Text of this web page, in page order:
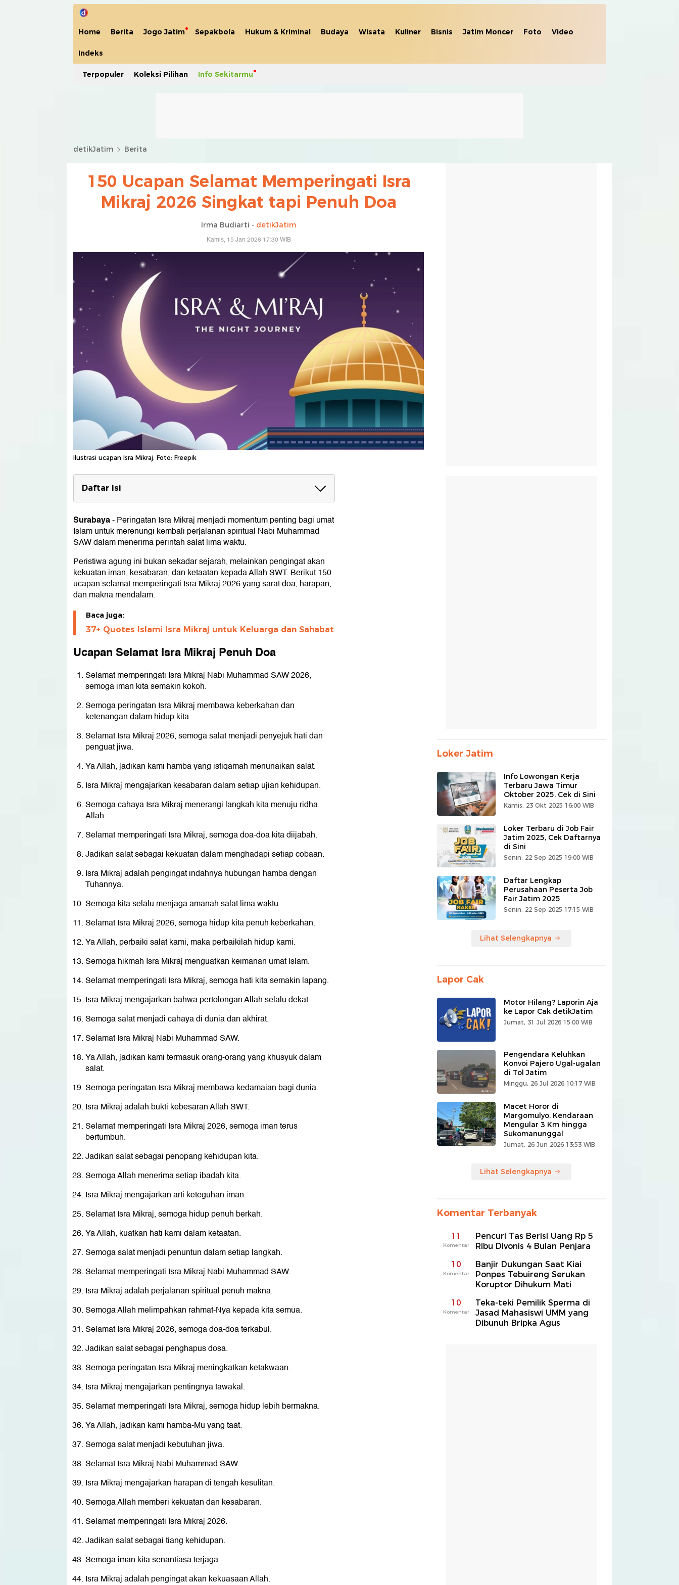
Home Berita Jogo Jatim Sepakbola Hukum & Kriminal Budaya Wisata Kuliner Bisnis Jatim Moncer Foto Video
Indeks
Terpopuler Koleksi Pilihan Info Sekitarmu
detikJatim Berita
150 Ucapan Selamat Memperingati Isra
Mikraj 2026 Singkat tapi Penuh Doa
Irma Budiarti - detikJatim
Kamis, 15 Jan 2026 17:30 WIB
Ilustrasi ucapan Isra Mikraj. Foto: Freepik
Daftar Isi
Ucapan Selamat Isra Mikraj Penuh Doa
Surabaya-Peringatan Isra Mikraj menjadi momentum penting bagi umat
Islam untuk merenungi kembali perjalanan spiritual Nabi Muhammad
SAW dalam menerima perintah salat lima waktu.
Peristiwa agung ini bukan sekadar sejarah, melainkan pengingat akan
kekuatan iman, kesabaran, dan ketaatan kepada Allah SWT. Berikut 150
ucapan selamat memperingati Isra Mikraj 2026 yang sarat doa, harapan,
dan makna mendalam.
Baca juga:
37+ Quotes Islami Isra Mikraj untuk Keluarga dan Sahabat
Ucapan Selamat Isra Mikraj Penuh Doa
Selamat memperingati Isra Mikraj Nabi Muhammad SAW 2026,
semoga iman kita semakin kokoh.
Semoga peringatan Isra Mikraj membawa keberkahan dan
ketenangan dalam hidup kita.
Selamat Isra Mikraj 2026, semoga salat menjadi penyejuk hati dan
penguat jiwa.
Ya Allah, jadikan kami hamba yang istiqamah menunaikan salat.
Isra Mikraj mengajarkan kesabaran dalam setiap ujian kehidupan.
Semoga cahaya Isra Mikraj menerangi langkah kita menuju ridha
Allah.
Selamat memperingati Isra Mikraj, semoga doa-doa kita diijabah.
Jadikan salat sebagai kekuatan dalam menghadapi setiap cobaan.
Isra Mikraj adalah pengingat indahnya hubungan hamba dengan
Tuhannya.
Semoga kita selalu menjaga amanah salat lima waktu.
Selamat Isra Mikraj 2026, semoga hidup kita penuh keberkahan.
Ya Allah, perbaiki salat kami, maka perbaikilah hidup kami.
Semoga hikmah Isra Mikraj menguatkan keimanan umat Islam.
Selamat memperingati Isra Mikraj, semoga hati kita semakin lapang.
Isra Mikraj mengajarkan bahwa pertolongan Allah selalu dekat.
Semoga salat menjadi cahaya di dunia dan akhirat.
Selamat Isra Mikraj Nabi Muhammad SAW.
Ya Allah, jadikan kami termasuk orang-orang yang khusyuk dalam
salat.
Semoga peringatan Isra Mikraj membawa kedamaian bagi dunia.
Isra Mikraj adalah bukti kebesaran Allah SWT.
Selamat memperingati Isra Mikraj 2026, semoga iman terus
bertumbuh.
Jadikan salat sebagai penopang kehidupan kita.
Semoga Allah menerima setiap ibadah kita.
Isra Mikraj mengajarkan arti keteguhan iman.
Selamat Isra Mikraj, semoga hidup penuh berkah.
Ya Allah, kuatkan hati kami dalam ketaatan.
Semoga salat menjadi penuntun dalam setiap langkah.
Selamat memperingati Isra Mikraj Nabi Muhammad SAW.
Isra Mikraj adalah perjalanan spiritual penuh makna.
Semoga Allah melimpahkan rahmat-Nya kepada kita semua.
Selamat Isra Mikraj 2026, semoga doa-doa terkabul.
Jadikan salat sebagai penghapus dosa.
Semoga peringatan Isra Mikraj meningkatkan ketakwaan.
Isra Mikraj mengajarkan pentingnya tawakal.
Selamat memperingati Isra Mikraj, semoga hidup lebih bermakna.
Ya Allah, jadikan kami hamba-Mu yang taat.
Semoga salat menjadi kebutuhan jiwa.
Selamat Isra Mikraj Nabi Muhammad SAW.
Isra Mikraj mengajarkan harapan di tengah kesulitan.
Semoga Allah memberi kekuatan dan kesabaran.
Selamat memperingati Isra Mikraj 2026.
Jadikan salat sebagai tiang kehidupan.
Semoga iman kita senantiasa terjaga.
Isra Mikraj adalah pengingat akan kekuasaan Allah.
Loker Jatim
Info Lowongan Kerja
Terbaru Jawa Timur
Oktober 2025, Cek di Sini
Kamis, 23 Okt 2025 16:00 WIB
Loker Terbaru di Job Fair
Jatim 2025, Cek Daftarnya
di Sini
Senin, 22 Sep 2025 19:00 WIB
Daftar Lengkap
Perusahaan Peserta Job
Fair Jatim 2025
Senin, 22 Sep 2025 17:15 WIB
Lihat Selengkapnya
Lapor Cak
Motor Hilang? Laporin Aja
ke Lapor Cak detikJatim
Jumat, 31 Jul 2026 15:00 WIB
Pengendara Keluhkan
Konvoi Pajero Ugal-ugalan
di Tol Jatim
Minggu, 26 Jul 2026 10:17 WIB
Macet Horor di
Margomulyo, Kendaraan
Mengular 3 Km hingga
Sukomanunggal
Jumat, 26 Jun 2026 13:53 WIB
Lihat Selengkapnya
Komentar Terbanyak
11
Komentar
Pencuri Tas Berisi Uang Rp 5
Ribu Divonis 4 Bulan Penjara
10
Komentar
Banjir Dukungan Saat Kiai
Ponpes Tebuireng Serukan
Koruptor Dihukum Mati
10
Komentar
Teka-teki Pemilik Sperma di
Jasad Mahasiswi UMM yang
Dibunuh Bripka Agus